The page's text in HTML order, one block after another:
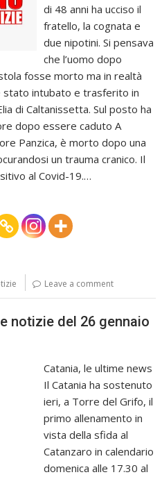
di 48 anni ha ucciso il
fratello, la cognata e
due nipotini. Si pensava
che l’uomo dopo
fosse morto ma in realtà
stato intubato e trasferito in
di Caltanissetta. Sul posto ha
dopo essere caduto A
Panzica, è morto dopo una
un trauma cranico. Il
al Covid-19.…
Leave a comment
notizie del 26 gennaio
Catania, le ultime news
Il Catania ha sostenuto
ieri, a Torre del Grifo, il
primo allenamento in
vista della sfida al
Catanzaro in calendario
domenica alle 17.30 al